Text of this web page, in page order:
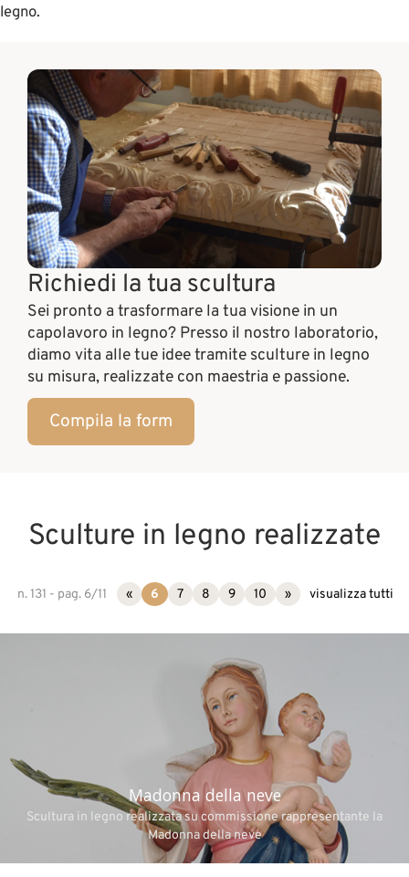
legno.
Richiedi la tua scultura
Sei pronto a trasformare la tua visione in un
capolavoro in legno? Presso il nostro laboratorio,
diamo vita alle tue idee tramite sculture in legno
su misura, realizzate con maestria e passione.
Compila la form
Sculture in legno realizzate
n. 131 - pag. 6/11 « 6 7 8 9 10 » visualizza tutti
Madonna della neve
Scultura in legno realizzata su commissione rappresentante la
Madonna della neve